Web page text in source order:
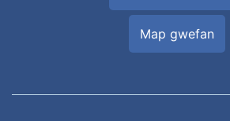
Map gwefan